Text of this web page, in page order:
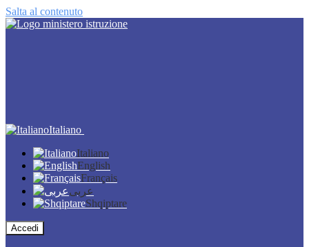
Salta al contenuto
Italiano
Italiano
English
Français
عربى
Shqiptare
Accedi